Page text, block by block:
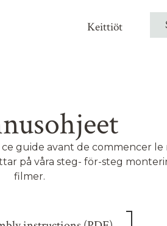
Keittiöt
guide avant de commencer
på våra steg- för-steg
filmer.